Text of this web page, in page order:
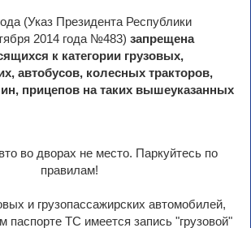
(Указ Президента Республики
2014 года №483) запрещена
к категории грузовых,
автобусов, колесных тракторов,
прицепов на таких вышеуказанных
и грузопассажирских автомобилей,
паспорте ТС имеется запись "грузовой"